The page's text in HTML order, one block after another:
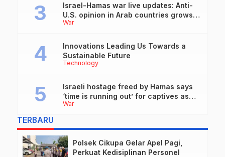
War
Israel-Hamas war live updates: Anti-
U.S. opinion in Arab countries grows
over support for Israel, leaders tell
Technology
Innovations Leading Us Towards a
Sustainable Future
War
Israeli hostage freed by Hamas says
‘time is running out’ for captives as
she describes harrowing conditions
TERBARU
Polsek Cikupa Gelar Apel Pagi,
Perkuat Kedisiplinan Personel